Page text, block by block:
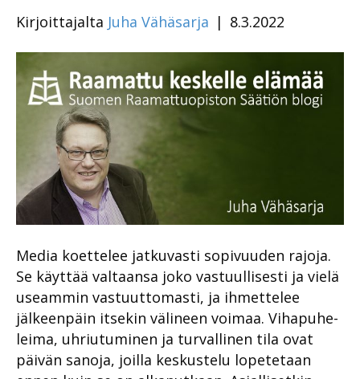
Kirjoittajalta Juha Vähäsarja | 8.3.2022
Media koettelee jatkuvasti sopivuuden rajoja.
Se käyttää valtaansa joko vastuullisesti ja vielä
useammin vastuuttomasti, ja ihmettelee
jälkeenpäin itsekin välineen voimaa. Vihapuhe-
leima, uhriutuminen ja turvallinen tila ovat
päivän sanoja, joilla keskustelu lopetetaan